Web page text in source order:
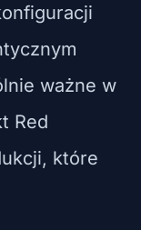
ważne w
Red
które